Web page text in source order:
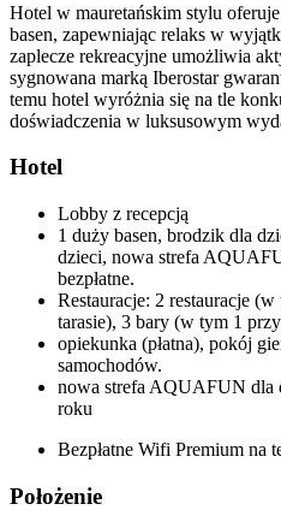
Hotel w mauretańskim stylu
basen, zapewniając relaks w
zaplecze rekreacyjne umożliwia
sygnowana marką Iberostar
temu hotel wyróżnia się na tle
doświadczenia w luksusowym
Hotel
Lobby z recepcją
1 duży basen, brodzik dla
dzieci, nowa strefa
bezpłatne.
Restauracje: 2 restauracje
tarasie), 3 bary (w tym 1
opiekunka (płatna), pokój
samochodów.
nowa strefa AQUAFUN dla
roku
Bezpłatne Wifi Premium na
Położenie